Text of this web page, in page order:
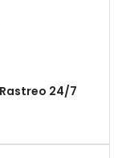
Rastreo 24/7